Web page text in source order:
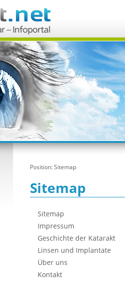
Position:Sitemap
Sitemap
Sitemap
Impressum
Geschichte der Katarakt
Linsen und Implantate
Über uns
Kontakt